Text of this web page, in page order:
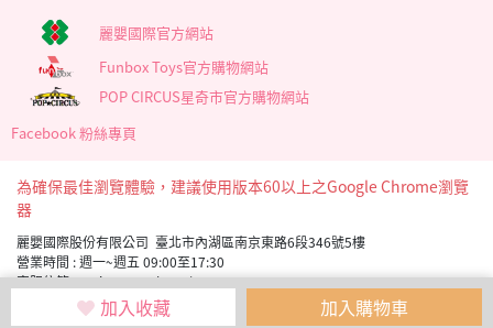
加入收藏 加入購物車
麗嬰國際官方網站
Funbox Toys官方購物網站
POP CIRCUS星奇市官方購物網站
Facebook 粉絲專頁
為確保最佳瀏覽體驗，建議使用版本60以上之Google Chrome瀏覽
器
麗嬰國際股份有限公司 臺北市內湖區南京東路6段346號5樓
營業時間 : 週一~週五 09:00至17:30
客服信箱 service_member@letoy.com.tw
Copyright 2019 麗嬰國際版權所有